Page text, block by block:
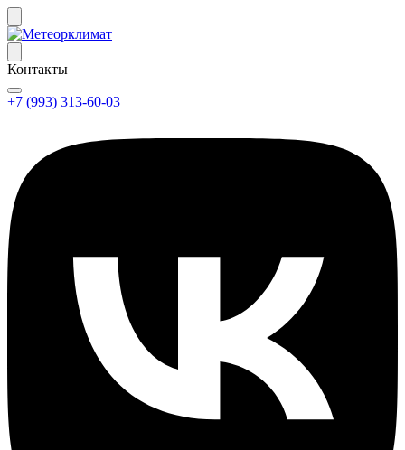
Контакты
+7 (993) 313-60-03